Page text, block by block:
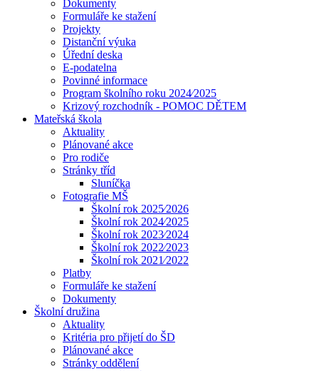
Dokumenty
Formuláře ke stažení
Projekty
Distanční výuka
Úřední deska
E-podatelna
Povinné informace
Program školního roku 2024⁄2025
Krizový rozchodník - POMOC DĚTEM
Mateřská škola
Aktuality
Plánované akce
Pro rodiče
Stránky tříd
Sluníčka
Fotografie MŠ
Školní rok 2025⁄2026
Školní rok 2024⁄2025
Školní rok 2023⁄2024
Školní rok 2022⁄2023
Školní rok 2021⁄2022
Platby
Formuláře ke stažení
Dokumenty
Školní družina
Aktuality
Kritéria pro přijetí do ŠD
Plánované akce
Stránky oddělení